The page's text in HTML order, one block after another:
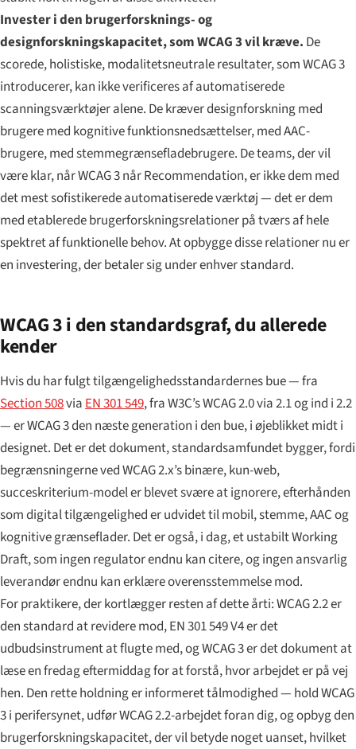
Invester i den brugerforsknings- og
designforsknings­kapacitet, som WCAG 3 vil kræve. De
scorede, holistiske, modalitetsneutrale resultater, som WCAG 3
introducerer, kan ikke verificeres af automatiserede
scanningsværktøjer alene. De kræver designforskning med
brugere med kognitive funktionsnedsættelser, med AAC-
brugere, med stemme­grænsefladebrugere. De teams, der vil
være klar, når WCAG 3 når Recommendation, er ikke dem med
det mest sofistikerede automatiserede værktøj — det er dem
med etablerede brugerforskningsrelationer på tværs af hele
spektret af funktionelle behov. At opbygge disse relationer nu er
en investering, der betaler sig under enhver standard.
WCAG 3 i den standardsgraf, du allerede
kender
Hvis du har fulgt tilgængeligheds­standardernes bue — fra
Section 508viaEN 301 549, fra W3C’s WCAG 2.0 via 2.1 og ind i 2.2
— er WCAG 3 den næste generation i den bue, i øjeblikket midt i
designet. Det er det dokument, standardsamfundet bygger, fordi
begrænsningerne ved WCAG 2.x’s binære, kun-web,
succeskriterium-model er blevet svære at ignorere, efterhånden
som digital tilgængelighed er udvidet til mobil, stemme, AAC og
kognitive grænseflader. Det er også, i dag, et ustabilt Working
Draft, som ingen regulator endnu kan citere, og ingen ansvarlig
leverandør endnu kan erklære overensstemmelse mod.
For praktikere, der kortlægger resten af dette årti: WCAG 2.2 er
den standard at revidere mod, EN 301 549 V4 er det
udbudsinstrument at flugte med, og WCAG 3 er det dokument at
læse en fredag eftermiddag for at forstå, hvor arbejdet er på vej
hen. Den rette holdning er informeret tålmodighed — hold WCAG
3 i perifersynet, udfør WCAG 2.2-arbejdet foran dig, og opbyg den
brugerforsknings­kapacitet, der vil betyde noget uanset, hvilket